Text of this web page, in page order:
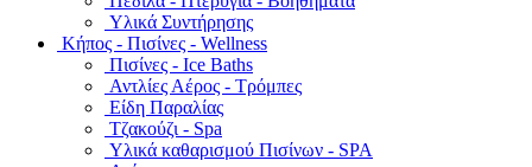
Υλικά Συντήρησης
Κήπος - Πισίνες - Wellness
Πισίνες - Ice Baths
Αντλίες Αέρος - Τρόμπες
Είδη Παραλίας
Τζακούζι - Spa
Υλικά καθαρισμού Πισίνων - SPA